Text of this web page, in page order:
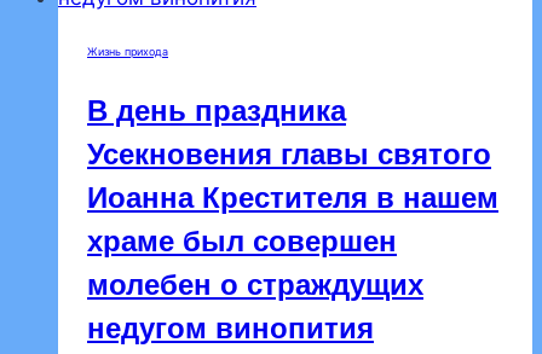
Жизнь прихода
В день праздника
Усекновения главы святого
Иоанна Крестителя в нашем
храме был совершен
молебен о страждущих
недугом винопития